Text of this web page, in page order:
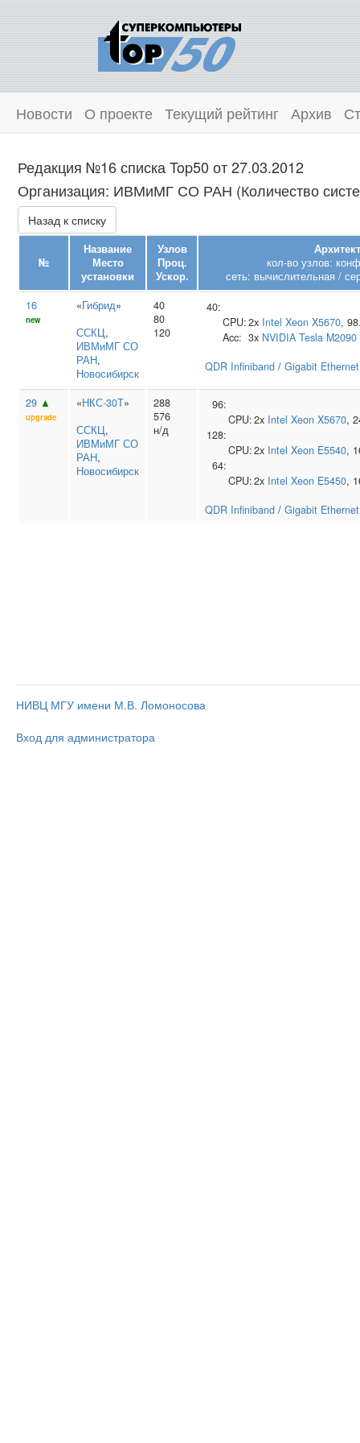
Новости О проекте Текущий рейтинг Архив
Редакция №16 списка Top50 от 27.03.2012
Организация: ИВМиМГ СО РАН (Количество
Назад к списку
№
Название
Место
установки
Узлов
Проц.
Ускор.
кол-во узлов:
сеть: вычислительная /
16
new
«Гибрид»
ССКЦ,
ИВМиМГ СО
РАН,
Новосибирск
40
80
120
40:
CPU:2x Intel Xeon X5670,
Acc: 3x NVIDIA Tesla M2090
QDR Infiniband / Gigabit Ethernet
29 ▲
upgrade
«НКС-30Т»
ССКЦ,
ИВМиМГ СО
РАН,
Новосибирск
288
576
н/д
96:
CPU:2x Intel Xeon X5670,
128:
CPU:2x Intel Xeon E5540,
64:
CPU:2x Intel Xeon E5450,
QDR Infiniband / Gigabit Ethernet
НИВЦ МГУ имени М.В. Ломоносова
Вход для администратора